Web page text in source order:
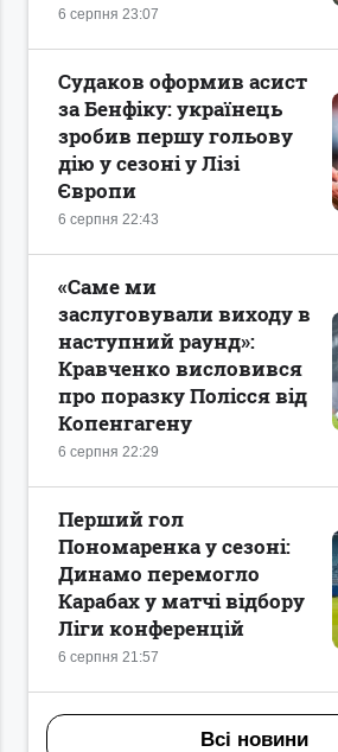
6 серпня 23:07
6 серпня 22:43
Судаков оформив асист
за Бенфіку: українець
зробив першу гольову
дію у сезоні у Лізі
Європи
6 серпня 22:29
«Саме ми
заслуговували виходу в
наступний раунд»:
Кравченко висловився
про поразку Полісся від
Копенгагену
6 серпня 21:57
Перший гол
Пономаренка у сезоні:
Динамо перемогло
Карабах у матчі відбору
Ліги конференцій
Всі новини